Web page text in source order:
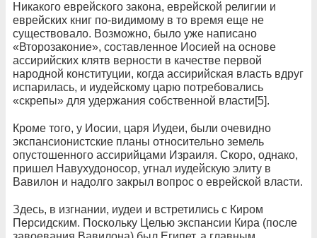
Никакого еврейского закона, еврейской религии и
еврейских книг по-видимому в то время еще не
существовало. Возможно, было уже написано
«Второзаконие», составленное Иосией на основе
ассирийских клятв верности в качестве первой
народной конституции, когда ассирийская власть вдруг
испарилась, и иудейскому царю потребовались
«скрепы» для удержания собственной власти[5].
Кроме того, у Иосии, царя Иудеи, были очевидно
экспансионистские планы относительно земель
опустошенного ассирийцами Израиля. Скоро, однако,
пришел Навухудоносор, угнал иудейскую элиту в
Вавилон и надолго закрыл вопрос о еврейской власти.
Здесь, в изгнании, иудеи и встретились с Киром
Персидским. Поскольку Целью экспансии Кира (после